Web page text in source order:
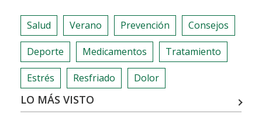
CONSEJOS
PREVENCIÓN
Salud Verano Prevención Consejos
Deporte Medicamentos Tratamiento
Estrés Resfriado Dolor
LO MÁS VISTO